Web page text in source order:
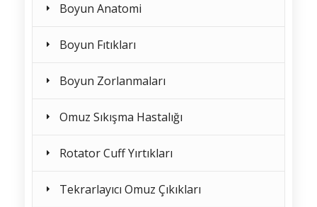
Boyun Anatomi
Boyun Fıtıkları
Boyun Zorlanmaları
Omuz Sıkışma Hastalığı
Rotator Cuff Yırtıkları
Tekrarlayıcı Omuz Çıkıkları